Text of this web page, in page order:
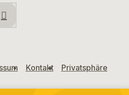
Kontakt Privatsphäre